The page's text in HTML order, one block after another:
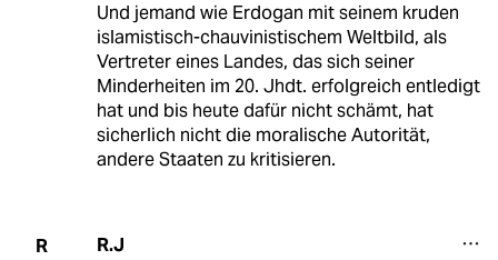
Und jemand wie Erdogan mit seinem kruden
islamistisch-chauvinistischem Weltbild, als
Vertreter eines Landes, das sich seiner
Minderheiten im 20. Jhdt. erfolgreich entledigt
hat und bis heute dafür nicht schämt, hat
sicherlich nicht die moralische Autorität,
andere Staaten zu kritisieren.
R R.J